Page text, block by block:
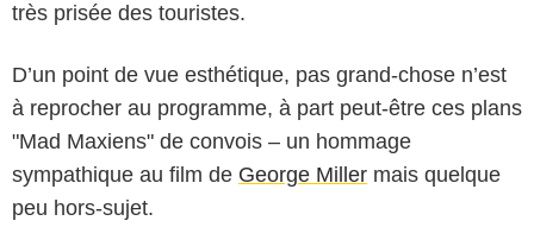
très prisée des touristes.
D’un point de vue esthétique, pas grand-chose n’est
à reprocher au programme, à part peut-être ces plans
"Mad Maxiens" de convois – un hommage
sympathique au film de George Miller mais quelque
peu hors-sujet.